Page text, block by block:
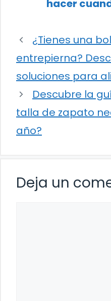
hacer
¿Tienes una
entrepierna?
soluciones para
Descubre la
talla de zapato
año?
Deja un